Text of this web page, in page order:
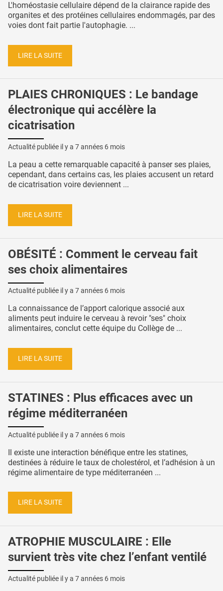
L'homéostasie cellulaire dépend de la clairance rapide des
organites et des protéines cellulaires endommagés, par des
voies dont fait partie l'autophagie. ...
LIRE LA SUITE
PLAIES CHRONIQUES : Le bandage
électronique qui accélère la
cicatrisation
Actualité publiée il y a 7 années 6 mois
La peau a cette remarquable capacité à panser ses plaies,
cependant, dans certains cas, les plaies accusent un retard
de cicatrisation voire deviennent ...
LIRE LA SUITE
OBÉSITÉ : Comment le cerveau fait
ses choix alimentaires
Actualité publiée il y a 7 années 6 mois
La connaissance de l’apport calorique associé aux
aliments peut induire le cerveau à revoir "ses" choix
alimentaires, conclut cette équipe du Collège de ...
LIRE LA SUITE
STATINES : Plus efficaces avec un
régime méditerranéen
Actualité publiée il y a 7 années 6 mois
Il existe une interaction bénéfique entre les statines,
destinées à réduire le taux de cholestérol, et l’adhésion à un
régime alimentaire de type méditerranéen ...
LIRE LA SUITE
ATROPHIE MUSCULAIRE : Elle
survient très vite chez l’enfant ventilé
Actualité publiée il y a 7 années 6 mois